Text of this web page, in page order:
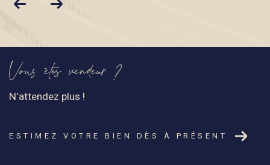
Vous êtes vendeur ?
N'attendez plus !
ESTIMEZ VOTRE BIEN DÈS À PRÉSENT